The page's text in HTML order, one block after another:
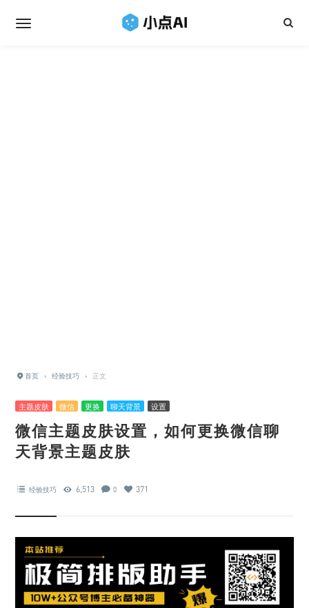
首页 › 经验技巧 › 正文
主题皮肤 微信 更换 聊天背景 设置
微信主题皮肤设置，如何更换微信聊
天背景主题皮肤
经验技巧 6,513 0 371